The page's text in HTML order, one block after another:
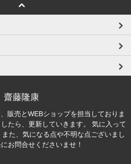
齋藤隆康
販売とWEBショップを担当しておりま
たら、更新していきます。 気に入って
た、気になる点や不明な点ございまし
お問合せくださいませ！